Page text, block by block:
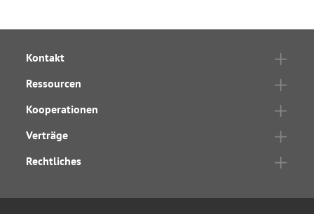
Kontakt
Ressourcen
Kooperationen
Verträge
Rechtliches